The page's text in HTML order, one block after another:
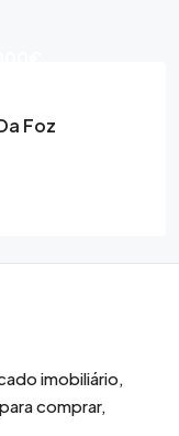
Foz
imobiliário,
comprar,